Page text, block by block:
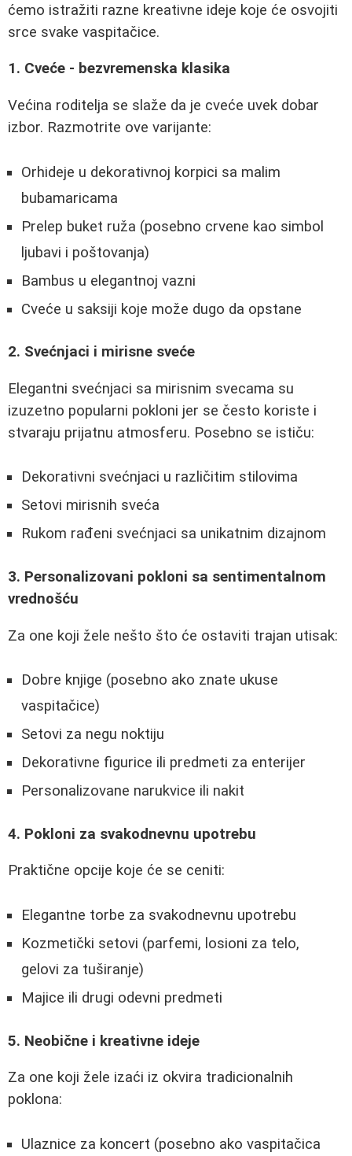
ćemo istražiti razne kreativne ideje koje će osvojiti
srce svake vaspitačice.
1. Cveće - bezvremenska klasika
Većina roditelja se slaže da je cveće uvek dobar
izbor. Razmotrite ove varijante:
Orhideje u dekorativnoj korpici sa malim
bubamaricama
Prelep buket ruža (posebno crvene kao simbol
ljubavi i poštovanja)
Bambus u elegantnoj vazni
Cveće u saksiji koje može dugo da opstane
2. Svećnjaci i mirisne sveće
Elegantni svećnjaci sa mirisnim svecama su
izuzetno popularni pokloni jer se često koriste i
stvaraju prijatnu atmosferu. Posebno se ističu:
Dekorativni svećnjaci u različitim stilovima
Setovi mirisnih sveća
Rukom rađeni svećnjaci sa unikatnim dizajnom
3. Personalizovani pokloni sa sentimentalnom
vrednošću
Za one koji žele nešto što će ostaviti trajan utisak:
Dobre knjige (posebno ako znate ukuse
vaspitačice)
Setovi za negu noktiju
Dekorativne figurice ili predmeti za enterijer
Personalizovane narukvice ili nakit
4. Pokloni za svakodnevnu upotrebu
Praktične opcije koje će se ceniti:
Elegantne torbe za svakodnevnu upotrebu
Kozmetički setovi (parfemi, losioni za telo,
gelovi za tuširanje)
Majice ili drugi odevni predmeti
5. Neobične i kreativne ideje
Za one koji žele izaći iz okvira tradicionalnih
poklona:
Ulaznice za koncert (posebno ako vaspitačica